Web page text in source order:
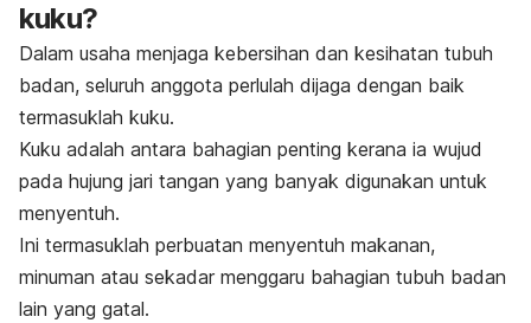
kuku?
Dalam usaha menjaga kebersihan dan kesihatan tubuh
badan, seluruh anggota perlulah dijaga dengan baik
termasuklah kuku.
Kuku adalah antara bahagian penting kerana ia wujud
pada hujung jari tangan yang banyak digunakan untuk
menyentuh.
Ini termasuklah perbuatan menyentuh makanan,
minuman atau sekadar menggaru bahagian tubuh badan
lain yang gatal.